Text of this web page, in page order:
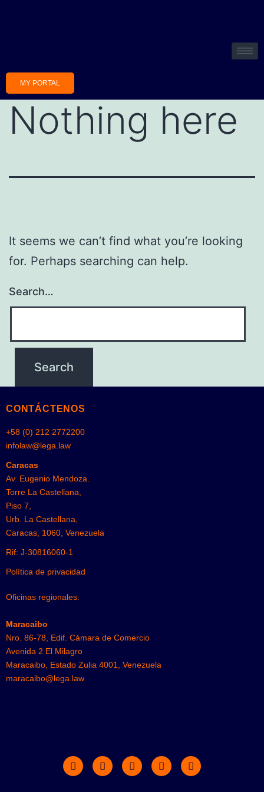
MY PORTAL
Nothing here
It seems we can’t find what you’re looking
for. Perhaps searching can help.
Search…
CONTÁCTENOS
+58 (0) 212 2772200
infolaw@lega.law
Caracas
Av. Eugenio Mendoza.
Torre La Castellana,
Piso 7,
Urb. La Castellana,
Caracas, 1060, Venezuela
Rif: J-30816060-1
Política de privacidad
Oficinas regionales:
Maracaibo
Nro. 86-78, Edif. Cámara de Comercio
Avenida 2 El Milagro
Maracaibo, Estado Zulia 4001, Venezuela
maracaibo@lega.law